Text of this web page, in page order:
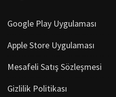
Google Play Uygulaması
Apple Store Uygulaması
Mesafeli Satış Sözleşmesi
Gizlilik Politikası